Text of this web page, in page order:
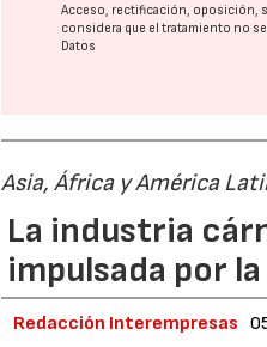
Acceso, rectificación, oposición,
considera que el tratamiento no
Datos
Asia, África y América
La industria
impulsada por
Redacción Interempresas